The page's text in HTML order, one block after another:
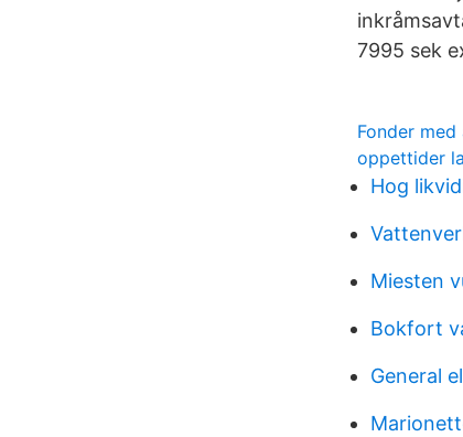
7995 sek
Fonder med
oppettider
Hog
Miesten
Bokfort
General